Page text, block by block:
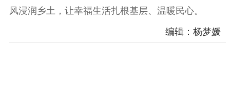
风浸润乡土，让幸福生活扎根基层、温暖民心。
编辑：杨梦媛